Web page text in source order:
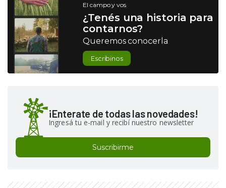
El campo y vos
¿Tenés una historia para
contarnos?
Queremos conocerla
Escribinos
¡Enterate de todas las novedades!
Ingresá tu e-mail y recibí nuestro newsletter
Suscribirme